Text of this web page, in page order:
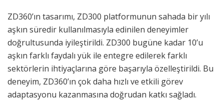
ZD360’ın tasarımı, ZD300 platformunun sahada bir yılı
aşkın süredir kullanılmasıyla edinilen deneyimler
doğrultusunda iyileştirildi. ZD300 bugüne kadar 10’u
aşkın farklı faydalı yük ile entegre edilerek farklı
sektörlerin ihtiyaçlarına göre başarıyla özelleştirildi. Bu
deneyim, ZD360’ın çok daha hızlı ve etkili görev
adaptasyonu kazanmasına doğrudan katkı sağladı.